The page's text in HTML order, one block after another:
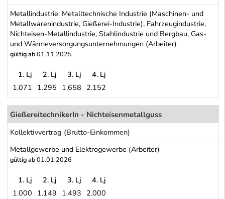
Metallgewerbe und Elektrogewerbe (Arbeiter)
Metallindustrie: Metalltechnische Industrie (Maschinen- und
Metallwarenindustrie, Gießerei-Industrie), Fahrzeugindustrie,
Nichteisen-Metallindustrie, Stahlindustrie und Bergbau, Gas-
und Wärmeversorgungsunternehmungen (Arbeiter)
gültig ab01.11.2025
Metallindustrie: Metalltechnische Industrie (Maschinen- und
1. Lj 2. Lj 3. Lj
4. Lj
1.071 1.295 1.658 2.152
GießereitechnikerIn - Nichteisenmetallguss
Kollektivvertrag (Brutto-Einkommen)
Metallgewerbe und Elektrogewerbe (Arbeiter)
gültig ab01.01.2026
1. Lj 2. Lj 3. Lj
4. Lj
1.000 1.149 1.493 2.000